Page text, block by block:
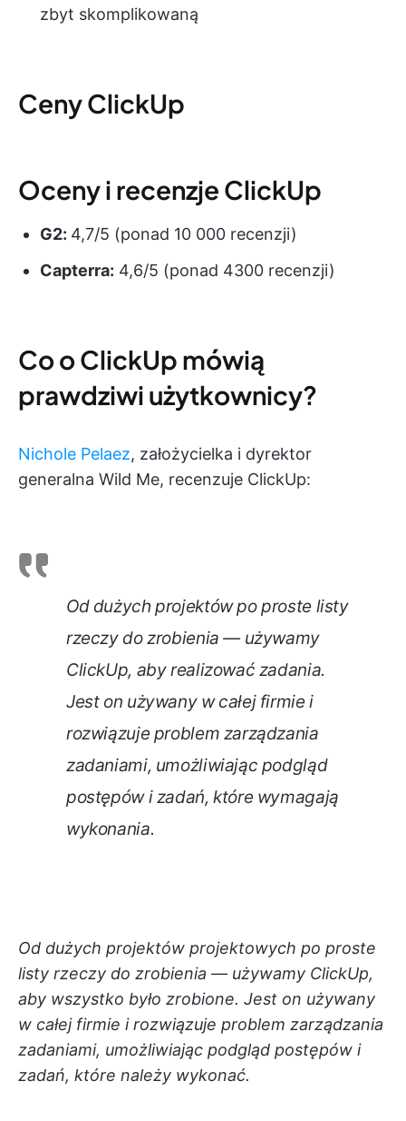
zbyt skomplikowaną
Ceny ClickUp
Oceny i recenzje ClickUp
G2: 4,7/5 (ponad 10 000 recenzji)
Capterra: 4,6/5 (ponad 4300 recenzji)
Co o ClickUp mówią
prawdziwi użytkownicy?
Nichole Pelaez, założycielka i dyrektor
generalna Wild Me, recenzuje ClickUp:
Od dużych projektów po proste listy
rzeczy do zrobienia — używamy
ClickUp, aby realizować zadania.
Jest on używany w całej firmie i
rozwiązuje problem zarządzania
zadaniami, umożliwiając podgląd
postępów i zadań, które wymagają
wykonania.
Od dużych projektów projektowych po proste
listy rzeczy do zrobienia — używamy ClickUp,
aby wszystko było zrobione. Jest on używany
w całej firmie i rozwiązuje problem zarządzania
zadaniami, umożliwiając podgląd postępów i
zadań, które należy wykonać.